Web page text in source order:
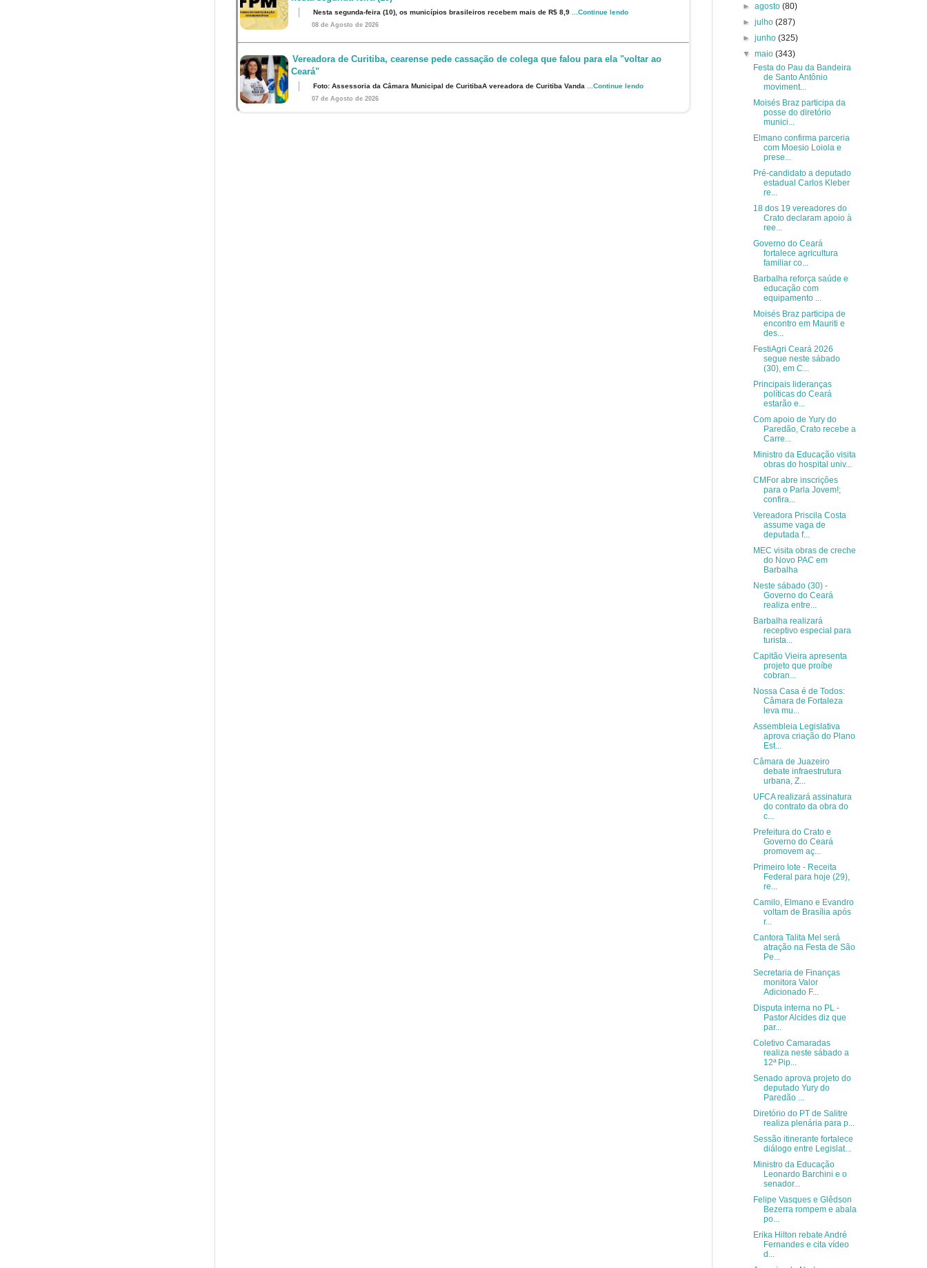
Nesta segunda-feira (10), os municípios brasileiros recebem mais de R$ 8,9 ...Continue lendo
08 de Agosto de 2026
Vereadora de Curitiba, cearense pede cassação de colega que falou para ela "voltar ao
Ceará"
Foto: Assessoria da Câmara Municipal de CuritibaA vereadora de Curitiba Vanda ...Continue lendo
07 de Agosto de 2026
►agosto(80)
►julho(287)
►junho(325)
▼maio(343)
Festa do Pau da Bandeira
de Santo Antônio
moviment...
Moisés Braz participa da
posse do diretório
munici...
Elmano confirma parceria
com Moesio Loiola e
prese...
Pré-candidato a deputado
estadual Carlos Kleber
re...
18 dos 19 vereadores do
Crato declaram apoio à
ree...
Governo do Ceará
fortalece agricultura
familiar co...
Barbalha reforça saúde e
educação com
equipamento ...
Moisés Braz participa de
encontro em Mauriti e
des...
FestiAgri Ceará 2026
segue neste sábado
(30), em C...
Principais lideranças
políticas do Ceará
estarão e...
Com apoio de Yury do
Paredão, Crato recebe a
Carre...
Ministro da Educação visita
obras do hospital univ...
CMFor abre inscrições
para o Parla Jovem!;
confira...
Vereadora Priscila Costa
assume vaga de
deputada f...
MEC visita obras de creche
do Novo PAC em
Barbalha
Neste sábado (30) -
Governo do Ceará
realiza entre...
Barbalha realizará
receptivo especial para
turista...
Capitão Vieira apresenta
projeto que proíbe
cobran...
Nossa Casa é de Todos:
Câmara de Fortaleza
leva mu...
Assembleia Legislativa
aprova criação do Plano
Est...
Câmara de Juazeiro
debate infraestrutura
urbana, Z...
UFCA realizará assinatura
do contrato da obra do
c...
Prefeitura do Crato e
Governo do Ceará
promovem aç...
Primeiro lote - Receita
Federal para hoje (29),
re...
Camilo, Elmano e Evandro
voltam de Brasília após
r...
Cantora Talita Mel será
atração na Festa de São
Pe...
Secretaria de Finanças
monitora Valor
Adicionado F...
Disputa interna no PL -
Pastor Alcides diz que
par...
Coletivo Camaradas
realiza neste sábado a
12ª Pip...
Senado aprova projeto do
deputado Yury do
Paredão ...
Diretório do PT de Salitre
realiza plenária para p...
Sessão itinerante fortalece
diálogo entre Legislat...
Ministro da Educação
Leonardo Barchini e o
senador...
Felipe Vasques e Glêdson
Bezerra rompem e abala
po...
Erika Hilton rebate André
Fernandes e cita vídeo
d...